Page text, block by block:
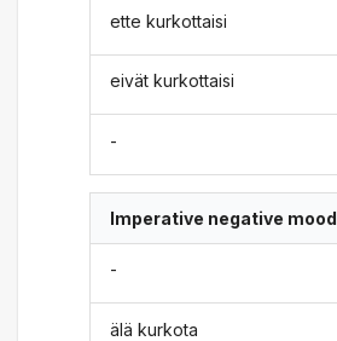
ette kurkottaisi
eivät kurkottaisi
-
Imperative negative mood
-
älä kurkota